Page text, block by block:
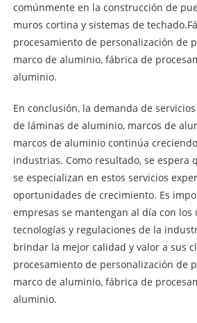
comúnmente en la construcción de
muros cortina y sistemas de techado.
procesamiento de personalización de
marco de aluminio, fábrica de
aluminio.
En conclusión, la demanda de
de láminas de aluminio, marcos de
marcos de aluminio continúa
industrias. Como resultado, se espera
se especializan en estos servicios
oportunidades de crecimiento. Es
empresas se mantengan al día con
tecnologías y regulaciones de la
brindar la mejor calidad y valor a sus
procesamiento de personalización de
marco de aluminio, fábrica de
aluminio.